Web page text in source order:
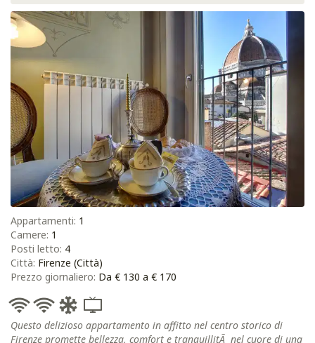
Appartamenti: 1
Camere: 1
Posti letto: 4
Città: Firenze (Città)
Prezzo giornaliero: Da € 130 a € 170
Questo delizioso appartamento in affitto nel centro storico di
Firenze promette bellezza, comfort e tranquillitÃ nel cuore di una